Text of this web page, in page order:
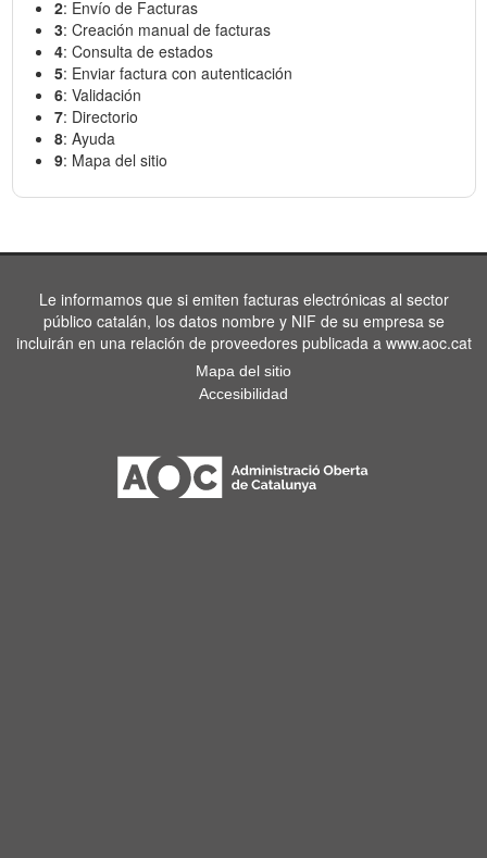
2: Envío de Facturas
3: Creación manual de facturas
4: Consulta de estados
5: Enviar factura con autenticación
6: Validación
7: Directorio
8: Ayuda
9: Mapa del sitio
Le informamos que si emiten facturas electrónicas al sector
público catalán, los datos nombre y NIF de su empresa se
incluirán en una relación de proveedores publicada a www.aoc.cat
Mapa del sitio
Accesibilidad